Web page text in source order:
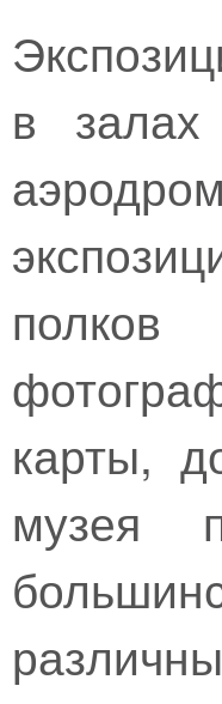
в
карты,
музея